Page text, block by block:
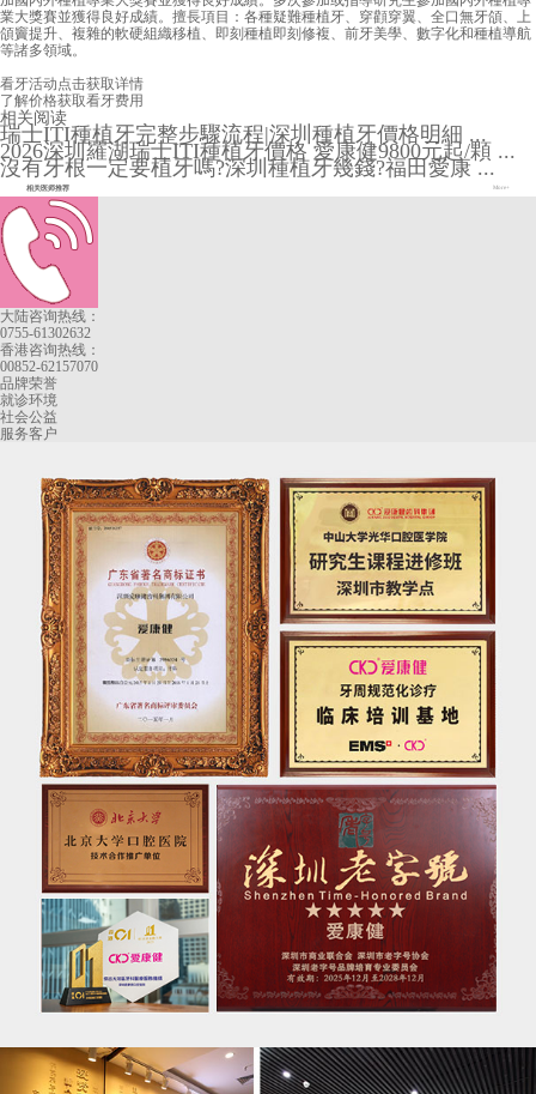
業大獎賽並獲得良好成績。擅長項目：各種疑難種植牙、穿顴穿翼、全口無牙頜、上
頜竇提升、複雜的軟硬組織移植、即刻種植即刻修複、前牙美學、數字化和種植導航
等諸多領域。
看牙活动点击获取详情
了解价格获取看牙费用
相关阅读
瑞士ITI種植牙完整步驟流程|深圳種植牙價格明細 ...
2026深圳羅湖瑞士ITI種植牙價格 愛康健9800元起/顆 ...
沒有牙根一定要植牙嗎?深圳種植牙幾錢?福田愛康 ...
相关医师推荐 More+
大陆咨询热线：
0755-61302632
香港咨询热线：
00852-62157070
品牌荣誉
就诊环境
社会公益
服务客户